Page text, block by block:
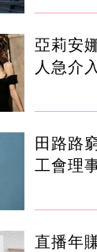
亞莉安
人急介
田路路
工會理
直播年